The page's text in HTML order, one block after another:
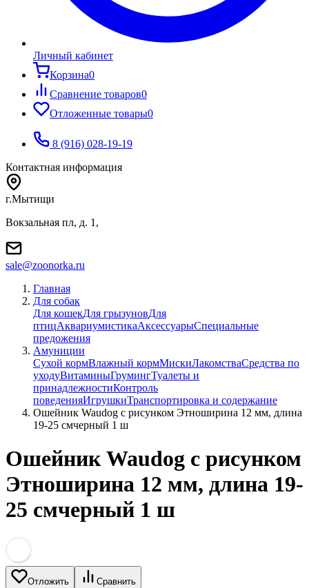
Личный кабинет
Корзина0
Сравнение товаров0
Отложенные товары0
8 (916) 028-19-19
Контактная информация
г.Мытищи
Вокзальная пл, д. 1,
sale@zoonorka.ru
Главная
Для собак
Для кошекДля грызуновДля
птицАквариумистикаАксессуарыСпециальные
предожения
Амуниции
Сухой кормВлажный кормМискиЛакомстваСредства по
уходуВитаминыГрумингТуалеты и
принадлежностиКонтроль
поведенияИгрушкиТранспортировка и содержание
Ошейник Waudog с рисунком Этноширина 12 мм, длина
19-25 смчерный 1 ш
Ошейник Waudog с рисунком
Этноширина 12 мм, длина 19-
25 смчерный 1 ш
Отложить Сравнить